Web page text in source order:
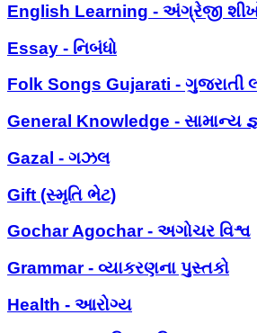
English Learning - અંગ્રેજી
Essay - નિબંધો
Folk Songs Gujarati - ગુજરાતી
General Knowledge - સામાન્ય
Gazal - ગઝલ
Gift (સ્મૃતિ ભેટ)
Gochar Agochar - અગોચર વિશ્વ
Grammar - વ્યાકરણના પુસ્તકો
Health - આરોગ્ય